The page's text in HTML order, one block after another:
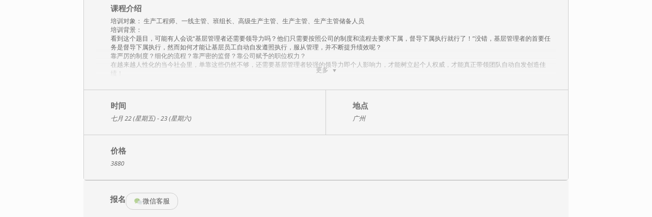
更多
课程介绍
培训对象： 生产工程师、一线主管、班组长、高级生产主管、生产主管、生产主管储备人员
培训背景：
看到这个题目，可能有人会说“基层管理者还需要领导力吗？他们只需要按照公司的制度和流程去要求下属，督导下属执行就行了！”没错，基层管理者的首要任
务是督导下属执行，然而如何才能让基层员工自动自发遵照执行，服从管理，并不断提升绩效呢？
靠严厉的制度？细化的流程？靠严密的监督？靠公司赋予的职位权力？
在越来越人性化的当今社会里，单靠这些仍然不够，还需要基层管理者较强的领导力即个人影响力，才能树立起个人权威，才能真正带领团队自动自发创造佳
绩！
 您能让下属信服您，在他们面前有足够的权威吗？
 您能获得其它部门的快速支持，快速解决现场问题吗？
 您的下属在您不在的时候能自觉自愿的干好本职工作吗？
如果以上问题您都无法坚定的回答“是”，那么您是需要提升领导力了。
 转变观念，明确基层主管的管理职责与角色定位，理解管理与领导的核心。
 明确基层主管领导力的内涵，掌握基层管理在日常工作中如何树立自己的威信和领导力
 掌握识人知心的沟通技巧，团队激励技巧，提升员工积极性与团队凝聚力
课程提纲：
课程导入
课程介绍，明确培训目标
时间
七月 22 (星期五) - 23 (星期六)
地点
广州
价格
3880
报名 微信客服